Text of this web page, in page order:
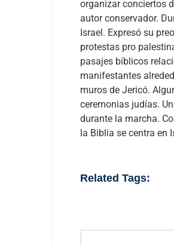
organizar conciertos
autor conservador.
Israel. Expresó su
protestas pro
pasajes bíblicos
manifestantes
muros de Jericó.
ceremonias judías.
durante la marcha.
la Biblia se centra en
Related Tags: